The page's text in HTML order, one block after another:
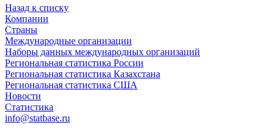
Назад к списку
Компании
Страны
Международные организации
Наборы данных международных организаций
Региональная статистика России
Региональная статистика Казахстана
Региональная статистика США
Новости
Статистика
info@statbase.ru